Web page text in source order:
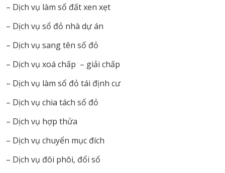
– Dịch vụ làm sổ đất xen xẹt
– Dịch vụ sổ đỏ nhà dự án
– Dịch vụ sang tên sổ đỏ
– Dịch vụ xoá chấp – giải chấp
– Dịch vụ làm sổ đỏ tái định cư
– Dịch vụ chia tách sổ đỏ
– Dịch vụ hợp thửa
– Dịch vụ chuyển mục đích
– Dịch vụ đôi phôi, đổi sổ